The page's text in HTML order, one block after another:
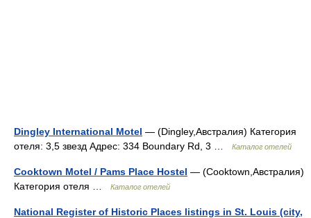
Dingley International Motel — (Dingley,Австралия) Категория
отеля: 3,5 звезд Адрес: 334 Boundary Rd, 3 …
Каталог отелей
Cooktown Motel / Pams Place Hostel — (Cooktown,Австралия)
Категория отеля …
Каталог отелей
National Register of Historic Places listings in St. Louis (city,